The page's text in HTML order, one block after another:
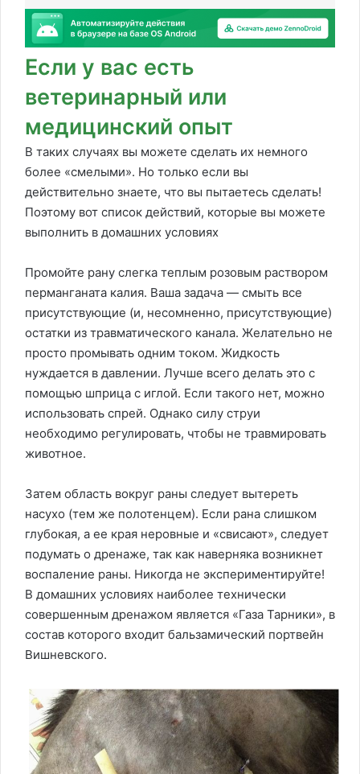
Если у вас есть
ветеринарный или
медицинский опыт
В таких случаях вы можете сделать их немного
более «смелыми». Но только если вы
действительно знаете, что вы пытаетесь сделать!
Поэтому вот список действий, которые вы можете
выполнить в домашних условиях
Промойте рану слегка теплым розовым раствором
перманганата калия. Ваша задача — смыть все
присутствующие (и, несомненно, присутствующие)
остатки из травматического канала. Желательно не
просто промывать одним током. Жидкость
нуждается в давлении. Лучше всего делать это с
помощью шприца с иглой. Если такого нет, можно
использовать спрей. Однако силу струи
необходимо регулировать, чтобы не травмировать
животное.
Затем область вокруг раны следует вытереть
насухо (тем же полотенцем). Если рана слишком
глубокая, а ее края неровные и «свисают», следует
подумать о дренаже, так как наверняка возникнет
воспаление раны. Никогда не экспериментируйте!
В домашних условиях наиболее технически
совершенным дренажом является «Газа Тарники», в
состав которого входит бальзамический портвейн
Вишневского.